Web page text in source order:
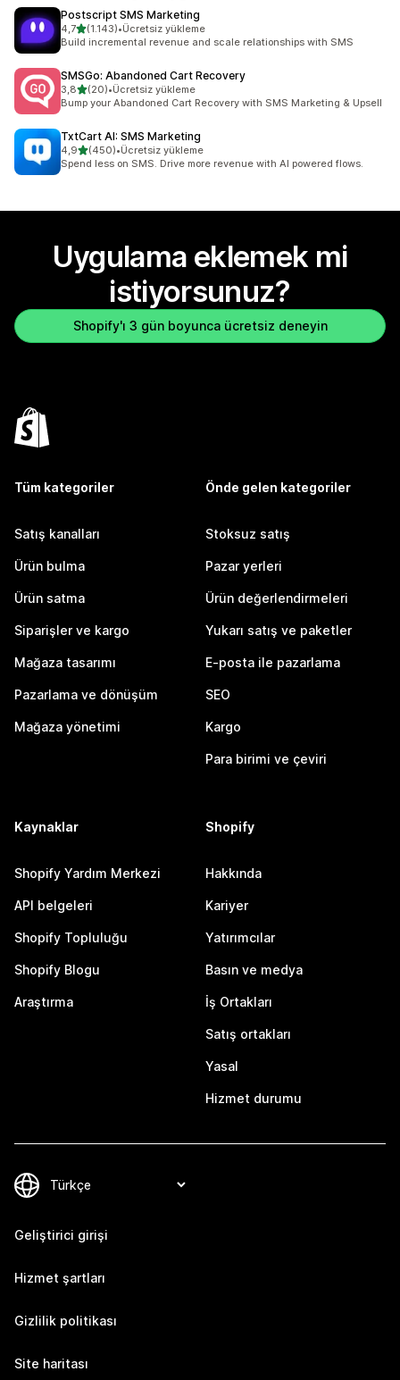
Postscript SMS Marketing
4,75 yıldız üzerinden
(1.143)
toplam 1143 değerlendirme
•Ücretsiz yükleme
Build incremental revenue and scale relationships with SMS
SMSGo: Abandoned Cart Recovery
3,85 yıldız üzerinden
(20)
toplam 20 değerlendirme
•Ücretsiz yükleme
Bump your Abandoned Cart Recovery with SMS Marketing & Upsell
TxtCart AI: SMS Marketing
4,95 yıldız üzerinden
(450)
toplam 450 değerlendirme
•Ücretsiz yükleme
Spend less on SMS. Drive more revenue with AI powered flows.
Uygulama eklemek mi
istiyorsunuz?
Shopify'ı 3 gün boyunca ücretsiz deneyin
Tüm kategoriler
Satış kanalları
Ürün bulma
Ürün satma
Siparişler ve kargo
Mağaza tasarımı
Pazarlama ve dönüşüm
Mağaza yönetimi
Önde gelen kategoriler
Stoksuz satış
Pazar yerleri
Ürün değerlendirmeleri
Yukarı satış ve paketler
E-posta ile pazarlama
SEO
Kargo
Para birimi ve çeviri
Kaynaklar
Shopify Yardım Merkezi
API belgeleri
Shopify Topluluğu
Shopify Blogu
Araştırma
Shopify
Hakkında
Kariyer
Yatırımcılar
Basın ve medya
İş Ortakları
Satış ortakları
Yasal
Hizmet durumu
Geliştirici girişi
Hizmet şartları
Gizlilik politikası
Site haritası